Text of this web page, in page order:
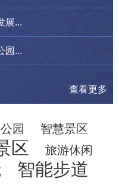
展...
园...
查看更多
园
智慧景区
区 旅游休闲
智能步道